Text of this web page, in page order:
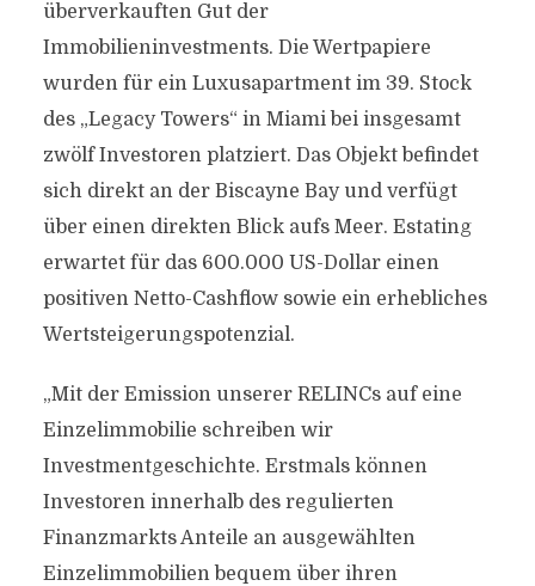
überverkauften Gut der
Immobilieninvestments. Die Wertpapiere
wurden für ein Luxusapartment im 39. Stock
des „Legacy Towers“ in Miami bei insgesamt
zwölf Investoren platziert. Das Objekt befindet
sich direkt an der Biscayne Bay und verfügt
über einen direkten Blick aufs Meer. Estating
erwartet für das 600.000 US-Dollar einen
positiven Netto-Cashflow sowie ein erhebliches
Wertsteigerungspotenzial.
„Mit der Emission unserer RELINCs auf eine
Einzelimmobilie schreiben wir
Investmentgeschichte. Erstmals können
Investoren innerhalb des regulierten
Finanzmarkts Anteile an ausgewählten
Einzelimmobilien bequem über ihren